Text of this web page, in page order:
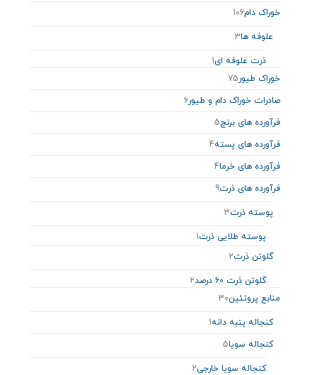
خوراک دام106
علوفه ها3
ذرت علوفه ای1
خوراک طیور75
صادرات خوراک دام و طیور6
فرآورده های برنج5
فرآورده های پسته4
فرآورده های خرما4
فرآورده های ذرت9
پوسته ذرت3
پوسته طلایی ذرت1
گلوتن ذرت2
گلوتن ذرت 60 درصد
2
منابع پروتئین30
کنجاله پنبه دانه1
کنجاله سویا5
کنجاله سویا خارجی2